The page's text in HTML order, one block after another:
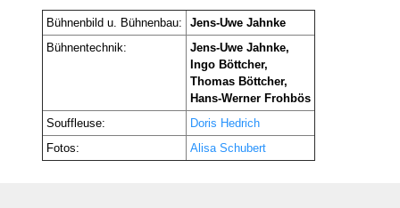
Bühnenbild u. Bühnenbau:
Jens-Uwe Jahnke
Bühnentechnik:
Jens-Uwe Jahnke,
Ingo Böttcher,
Thomas Böttcher,
Hans-Werner Frohbös
Souffleuse:
Doris Hedrich
Fotos:
Alisa Schubert